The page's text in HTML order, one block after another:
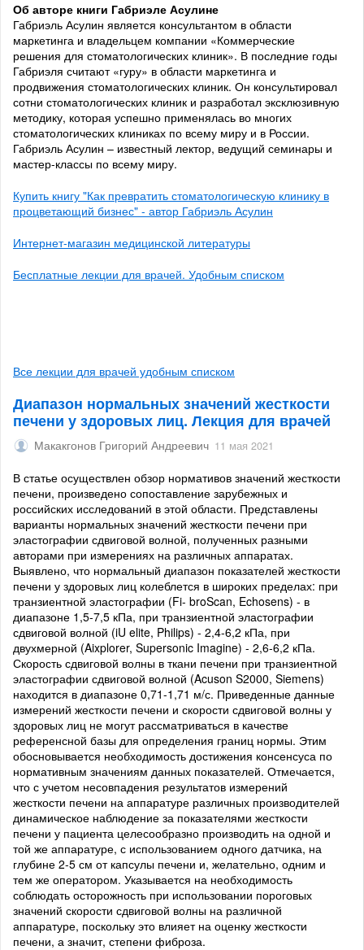
Об авторе книги Габриэле Асулине
Габриэль Асулин является консультантом в области
маркетинга и владельцем компании «Коммерческие
решения для стоматологических клиник». В последние годы
Габриэля считают «гуру» в области маркетинга и
продвижения стоматологических клиник. Он консультировал
сотни стоматологических клиник и разработал эксклюзивную
методику, которая успешно применялась во многих
стоматологических клиниках по всему миру и в России.
Габриэль Асулин – известный лектор, ведущий семинары и
мастер-классы по всему миру.
Купить книгу "Как превратить стоматологическую клинику в
процветающий бизнес" - автор Габриэль Асулин
Интернет-магазин медицинской литературы
Бесплатные лекции для врачей. Удобным списком
Все лекции для врачей удобным списком
Диапазон нормальных значений жесткости
печени у здоровых лиц. Лекция для врачей
Макакгонов Григорий Андреевич 11 мая 2021
В статье осуществлен обзор нормативов значений жесткости
печени, произведено сопоставление зарубежных и
российских исследований в этой области. Представлены
варианты нормальных значений жесткости печени при
эластографии сдвиговой волной, полученных разными
авторами при измерениях на различных аппаратах.
Выявлено, что нормальный диапазон показателей жесткости
печени у здоровых лиц колеблется в широких пределах: при
транзиентной эластографии (Fi- broScan, Echosens) - в
диапазоне 1,5-7,5 кПа, при транзиентной эластографии
сдвиговой волной (iU elite, Philips) - 2,4-6,2 кПа, при
двухмерной (Aixplorer, Supersonic Imagine) - 2,6-6,2 кПа.
Скорость сдвиговой волны в ткани печени при транзиентной
эластографии сдвиговой волной (Acuson S2000, Siemens)
находится в диапазоне 0,71-1,71 м/с. Приведенные данные
измерений жесткости печени и скорости сдвиговой волны у
здоровых лиц не могут рассматриваться в качестве
референсной базы для определения границ нормы. Этим
обосновывается необходимость достижения консенсуса по
нормативным значениям данных показателей. Отмечается,
что с учетом несовпадения результатов измерений
жесткости печени на аппаратуре различных производителей
динамическое наблюдение за показателями жесткости
печени у пациента целесообразно производить на одной и
той же аппаратуре, с использованием одного датчика, на
глубине 2-5 см от капсулы печени и, желательно, одним и
тем же оператором. Указывается на необходимость
соблюдать осторожность при использовании пороговых
значений скорости сдвиговой волны на различной
аппаратуре, поскольку это влияет на оценку жесткости
печени, а значит, степени фиброза.